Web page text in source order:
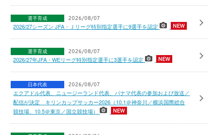
選手育成 2026/08/07
2026/27シーズン JFA・Ｊリーグ特別指定選手に9選手を認定
選手育成 2026/08/07
2026/27年JFA・WEリーグ特別指定選手に3選手を認定
日本代表 2026/08/07
エクアドル代表、ニュージーランド代表、パナマ代表の参加および放送／
配信が決定 キリンカップサッカー2026（10.1＠神奈川／横浜国際総合
競技場、10.5＠東京／国立競技場）